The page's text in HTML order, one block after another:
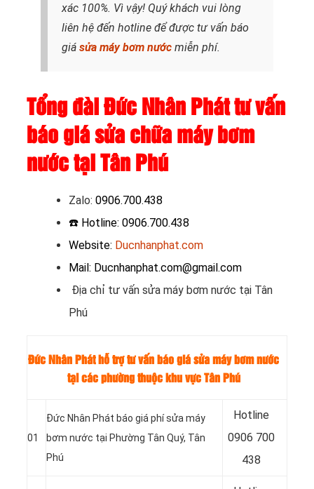
xác 100%. Vì vậy! Quý khách vui lòng
liên hệ đến hotline để được tư vấn báo
giá sửa máy bơm nước miễn phí.
Tổng đài Đức Nhân Phát tư vấn
báo giá sửa chữa máy bơm
nước tại Tân Phú
Zalo: 0906.700.438
☎️ Hotline: 0906.700.438
Website: Ducnhanphat.com
Mail: Ducnhanphat.com@gmail.com
Địa chỉ tư vấn sửa máy bơm nước tại Tân
Phú
Đức Nhân Phát hỗ trợ tư vấn báo giá sửa máy bơm nước
tại các phường thuộc khu vực Tân Phú
01
Đức Nhân Phát báo giá phí sửa máy
bơm nước tại Phường Tân Quý, Tân
Phú
Hotline
0906 700
438